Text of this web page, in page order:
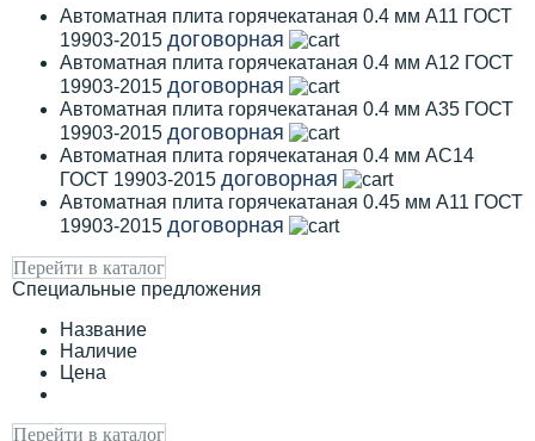
Автоматная плита горячекатаная 0.4 мм А11 ГОСТ
19903-2015 договорная
Автоматная плита горячекатаная 0.4 мм А12 ГОСТ
19903-2015 договорная
Автоматная плита горячекатаная 0.4 мм А35 ГОСТ
19903-2015 договорная
Автоматная плита горячекатаная 0.4 мм АС14
ГОСТ 19903-2015 договорная
Автоматная плита горячекатаная 0.45 мм А11 ГОСТ
19903-2015 договорная
Перейти в каталог
Специальные предложения
Название
Наличие
Цена
Перейти в каталог